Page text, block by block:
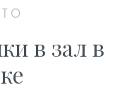
в зал в